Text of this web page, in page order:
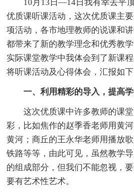
10月13日—14日我有幸去平顶
优质课听课活动，这次优质课主
项活动，各市地理教师的说课和
都带来了新的教学理念和优秀教
实际课堂教学中我体会到了新课
将听课活动及心得体会，汇报如下
一、利用精彩的导入，提高学
这次优质课中许多教师的课堂
彩，比如焦作的赵季香老师用黄
黄河；商丘的王永华老师用播放
铁路等等，由此可见，虽然教学
的组成部分，但我们不能忽视，
要有艺术性艺术。